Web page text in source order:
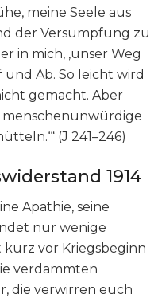
meine Seele aus
der Versumpfung zu
in mich, ‚unser Weg
und Ab. So leicht wird
gemacht. Aber
menschenunwürdige
(J 241–246)
1914
Apathie, seine
nur wenige
vor Kriegsbeginn
verdammten
die verwirren euch